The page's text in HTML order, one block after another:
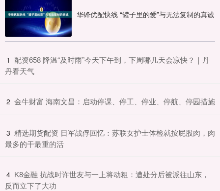
华锋优配快线 “罐子里的爱”与无法复制的真诚
1 ​配资658 降温“及时雨”今天下午到，下周哪几天会凉快？｜丹
丹看天气
2 ​金牛财富 海南文昌：启动停课、停工、停业、停航、停园措施
3 ​精选期货配资 日军战俘回忆：苏联女护士体检就按屁股肉，肉
最多的干最重的活
4 ​K8金融 抗战时许世友与一上将动粗：遭处分后被派往山东，
反而立下了大功